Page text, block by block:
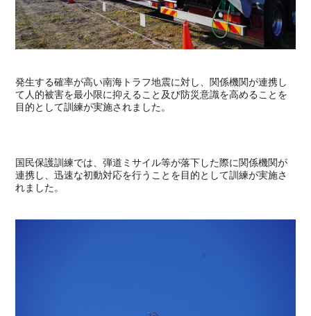
発生する確率が高い南海トラフ地震に対し、関係機関が連携し
て人的被害を最小限に抑えること及び防災意識を高めることを
目的として訓練が実施されました。
国民保護訓練では、弾道ミサイル等が落下した際に関係機関が
連携し、迅速な初動対応を行うことを目的として訓練が実施さ
れました。